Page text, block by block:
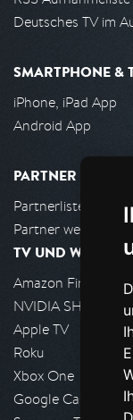
Deutsches TV im
SMARTPHONE &
iPhone, iPad App
Android App
PARTNER
Partnerliste
Partner werden
TV UND
Amazon FireTV
NVIDIA SHIELD,
Apple TV
Roku
Xbox One
Google Cast